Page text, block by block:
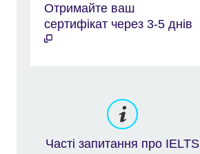
Отримайте ваш
сертифікат через 3-5 днів
Часті запитання про IELTS